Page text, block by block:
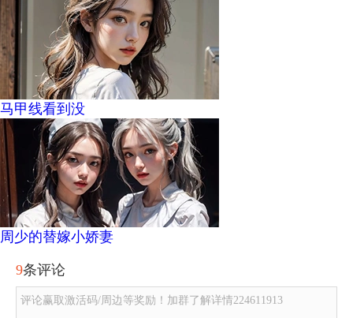
马甲线看到没
周少的替嫁小娇妻
9条评论
评论赢取激活码/周边等奖励！加群了解详情224611913